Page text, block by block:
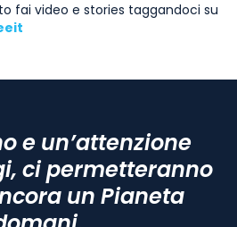
fai video e stories taggandoci su
e un’attenzione
ci permetteranno
un Pianeta